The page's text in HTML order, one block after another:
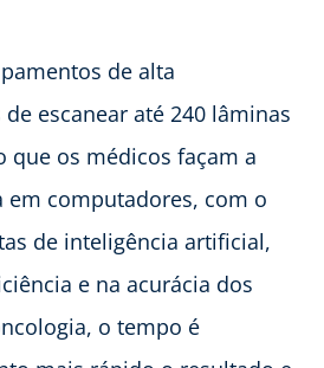
de alta
escanear até 240 lâminas
que os médicos façam a
em computadores, com o
de inteligência artificial,
e na acurácia dos
o tempo é